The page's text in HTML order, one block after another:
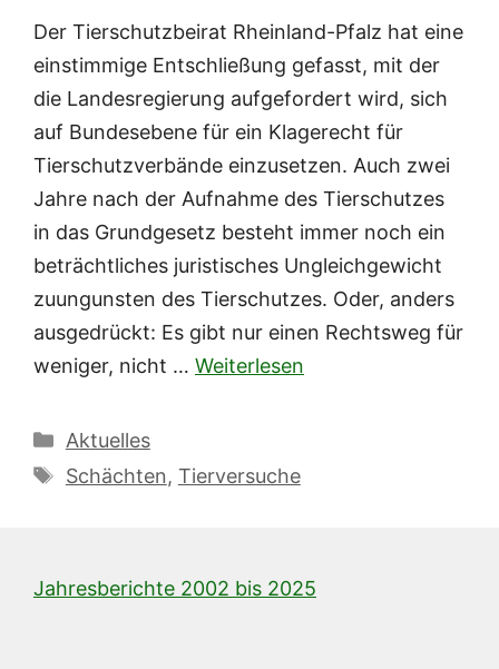
Der Tierschutzbeirat Rheinland-Pfalz hat eine
einstimmige Entschließung gefasst, mit der
die Landesregierung aufgefordert wird, sich
auf Bundesebene für ein Klagerecht für
Tierschutzverbände einzusetzen. Auch zwei
Jahre nach der Aufnahme des Tierschutzes
in das Grundgesetz besteht immer noch ein
beträchtliches juristisches Ungleichgewicht
zuungunsten des Tierschutzes. Oder, anders
ausgedrückt: Es gibt nur einen Rechtsweg für
weniger, nicht … Weiterlesen
Kategorien
Aktuelles
Schlagwörter
Schächten, Tierversuche
Jahresberichte 2002 bis 2025